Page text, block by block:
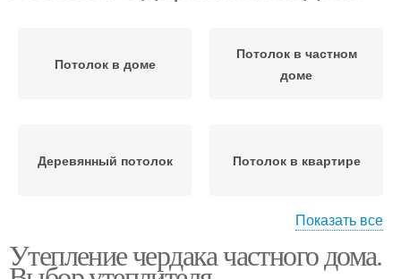
Потолок в доме
Потолок в частном
доме
Деревянный потолок Потолок в квартире
Красивый потолок Натяжные потолки
Показать все
Утепление чердака частного дома.